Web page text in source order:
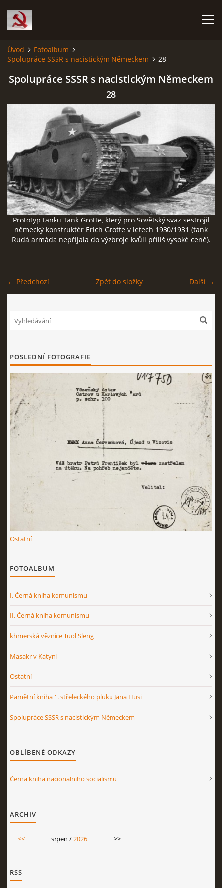
HISTORIE KOMUNISMU
ČERNÁ KNIHA KOMUNISMU I.
ČERNÁ KNIHA KOMUNISMU II.
RUDÝ HLADOMOR: STALINOVA VÁLKA NA UKRAJINĚ
KATYŇSKÝ MASAKR
OSTATNÍ ZLOČINY KOMUNISMU
ČERNÁ KNIHA NACIONÁLNÍHO SOCIALISMU
Úvod
Fotoalbum
Spolupráce SSSR s nacistickým Německem
28
Spolupráce SSSR s nacistickým Německem
28
Prototyp tanku Tank Grotte, který pro Sovětský svaz sestrojil
německý konstruktér Erich Grotte v letech 1930/1931 (tank
Rudá armáda nepřijala do výzbroje kvůli příliš vysoké ceně).
← Předchozí Další →
Zpět do složky
POSLEDNÍ FOTOGRAFIE
Ostatní
FOTOALBUM
I. Černá kniha komunismu
II. Černá kniha komunismu
khmerská věznice Tuol Sleng
Masakr v Katyni
Ostatní
Pamětní kniha 1. střeleckého pluku Jana Husi
Spolupráce SSSR s nacistickým Německem
OBLÍBENÉ ODKAZY
Černá kniha nacionálního socialismu
ARCHIV
<< srpen /2026 >>
RSS